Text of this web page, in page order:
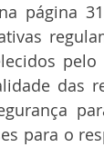
página
das
para o